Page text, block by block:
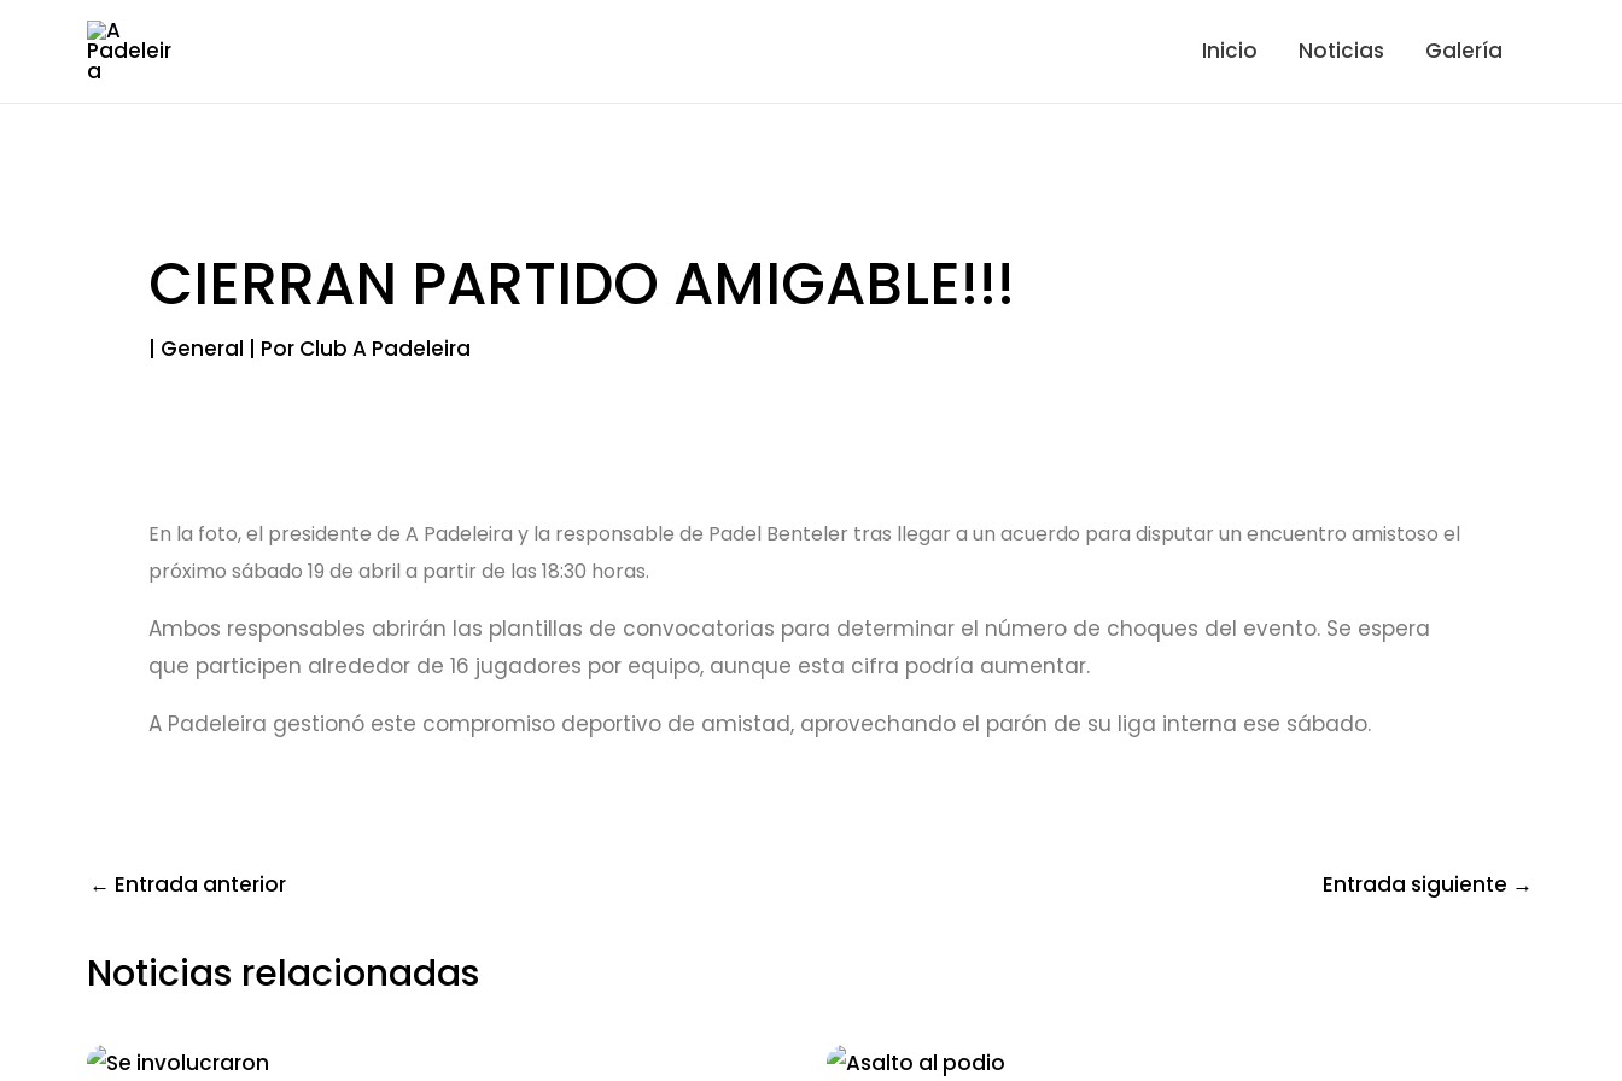
Inicio Noticias Galería
CIERRAN PARTIDO AMIGABLE!!!
| General | Por Club A Padeleira
En la foto, el presidente de A Padeleira y la responsable de Padel Benteler tras llegar a un acuerdo para disputar un encuentro amistoso el
próximo sábado 19 de abril a partir de las 18:30 horas.
Ambos responsables abrirán las plantillas de convocatorias para determinar el número de choques del evento. Se espera
que participen alrededor de 16 jugadores por equipo, aunque esta cifra podría aumentar.
A Padeleira gestionó este compromiso deportivo de amistad, aprovechando el parón de su liga interna ese sábado.
← Entrada anterior Entrada siguiente →
Noticias relacionadas